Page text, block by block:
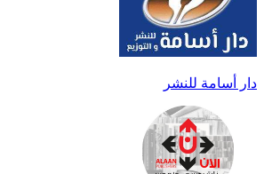
دار أسامة للنشر